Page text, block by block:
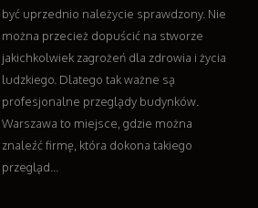
być uprzednio należycie sprawdzony. Nie
można przecież dopuścić na stworze
jakichkolwiek zagrożeń dla zdrowia i życia
ludzkiego. Dlatego tak ważne są
profesjonalne przeglądy budynków.
Warszawa to miejsce, gdzie można
znaleźć firmę, która dokona takiego
przegląd...